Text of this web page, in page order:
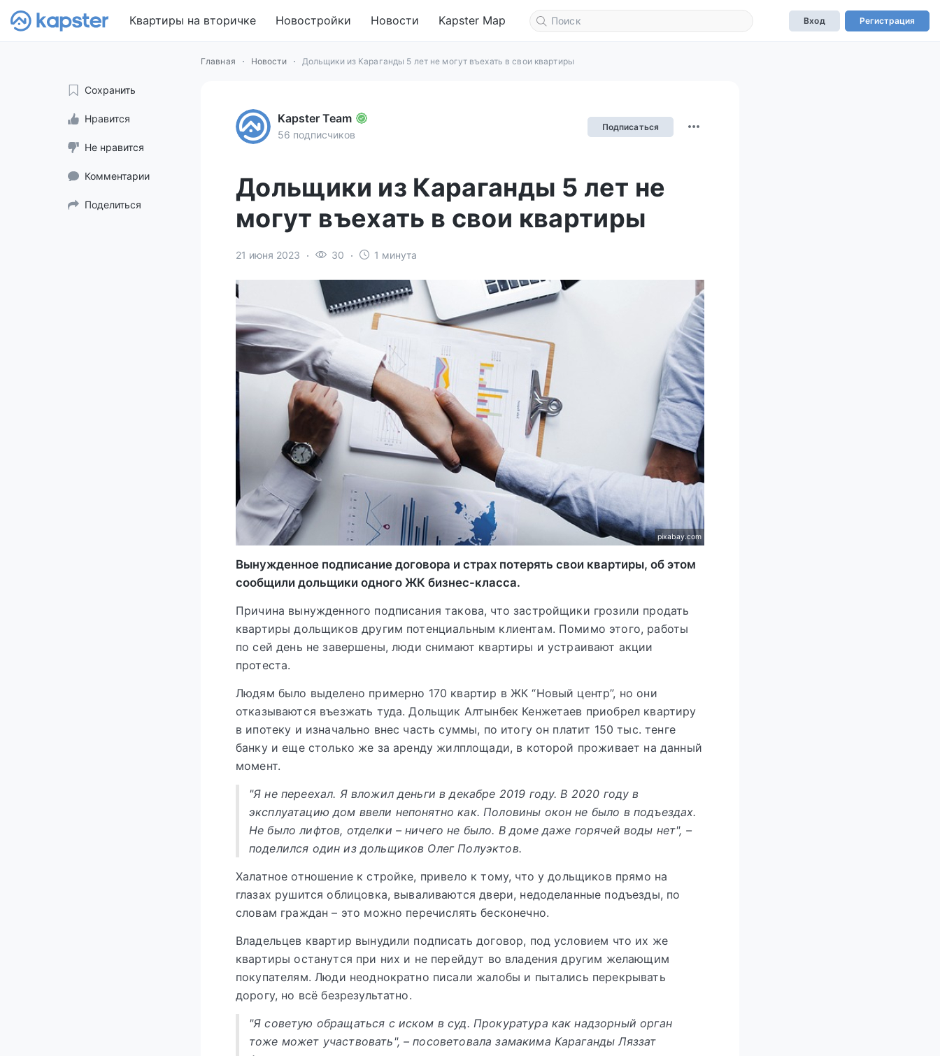
Квартиры на вторичке Новостройки Новости Kapster Map Вход Регистрация
Главная Новости Дольщики из Караганды 5 лет не могут въехать в свои квартиры
Сохранить
Нравится
Не нравится
Комментарии
Поделиться
Kapster Team
56 подписчиков
Подписаться
Дольщики из Караганды 5 лет не
могут въехать в свои квартиры
21 июня 2023 30 1 минута
pixabay.com
Вынужденное подписание договора и страх потерять свои квартиры, об этом
сообщили дольщики одного ЖК бизнес-класса.
Причина вынужденного подписания такова, что застройщики грозили продать
квартиры дольщиков другим потенциальным клиентам. Помимо этого, работы
по сей день не завершены, люди снимают квартиры и устраивают акции
протеста.
Людям было выделено примерно 170 квартир в ЖК “Новый центр”, но они
отказываются въезжать туда. Дольщик Алтынбек Кенжетаев приобрел квартиру
в ипотеку и изначально внес часть суммы, по итогу он платит 150 тыс. тенге
банку и еще столько же за аренду жилплощади, в которой проживает на данный
момент.
"Я не переехал. Я вложил деньги в декабре 2019 году. В 2020 году в
эксплуатацию дом ввели непонятно как. Половины окон не было в подъездах.
Не было лифтов, отделки – ничего не было. В доме даже горячей воды нет", –
поделился один из дольщиков Олег Полуэктов.
Халатное отношение к стройке, привело к тому, что у дольщиков прямо на
глазах рушится облицовка, вываливаются двери, недоделанные подъезды, по
словам граждан – это можно перечислять бесконечно.
Владельцев квартир вынудили подписать договор, под условием что их же
квартиры останутся при них и не перейдут во владения другим желающим
покупателям. Люди неоднократно писали жалобы и пытались перекрывать
дорогу, но всё безрезультатно.
"Я советую обращаться с иском в суд. Прокуратура как надзорный орган
тоже может участвовать", – посоветовала замакима Караганды Ляззат